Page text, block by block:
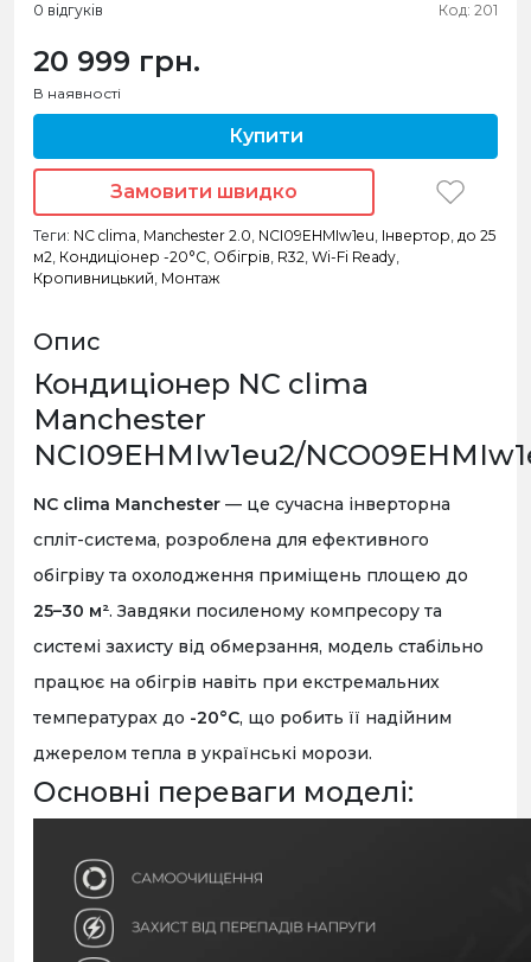
0 відгуків Код: 201
20 999 грн.
В наявності
Купити
Замовити швидко
Теги: NC clima, Manchester 2.0, NCI09EHMIw1eu, Інвертор, до 25
м2, Кондиціонер -20°C, Обігрів, R32, Wi-Fi Ready,
Кропивницький, Монтаж
Опис
Кондиціонер NC clima
Manchester
NCI09EHMIw1eu2/
NC clima Manchester — це сучасна інверторна
спліт-система, розроблена для ефективного
обігріву та охолодження приміщень площею до
25–30 м². Завдяки посиленому компресору та
системі захисту від обмерзання, модель стабільно
працює на обігрів навіть при екстремальних
температурах до -20°C, що робить її надійним
джерелом тепла в українські морози.
Основні переваги моделі: